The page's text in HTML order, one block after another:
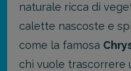
naturale ricca di
calette nascoste e
come la famosa
chi vuole trascorrere